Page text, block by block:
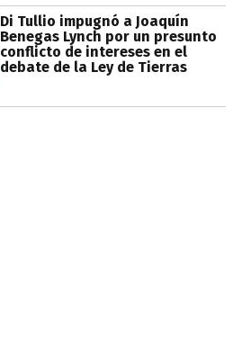
Di Tullio impugnó a Joaquín
Benegas Lynch por un presunto
conflicto de intereses en el
debate de la Ley de Tierras